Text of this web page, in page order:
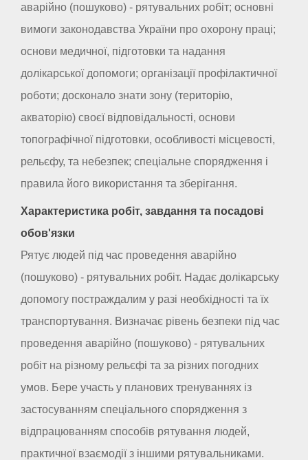
аварійно (пошуково) - рятувальних робіт; основні
вимоги законодавства України про охорону праці;
основи медичної, підготовки та надання
долікарської допомоги; організації профілактичної
роботи; досконало знати зону (територію,
акваторію) своєї відповідальності, основи
топографічної підготовки, особливості місцевості,
рельєфу, та небезпек; спеціальне спорядження і
правила його використання та зберігання.
Характеристика робіт, завдання та посадові
обов'язки
Рятує людей під час проведення аварійно
(пошуково) - рятувальних робіт. Надає долікарську
допомогу постраждалим у разі необхідності та їх
транспортування. Визначає рівень безпеки під час
проведення аварійно (пошуково) - рятувальних
робіт на різному рельєфі та за різних погодних
умов. Бере участь у планових тренуваннях із
застосуванням спеціального спорядження з
відпрацюванням способів рятування людей,
практичної взаємодії з іншими рятувальниками.